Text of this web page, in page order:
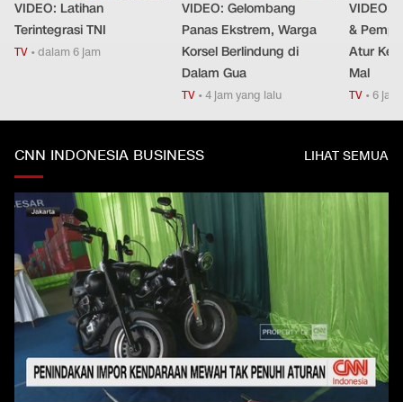
VIDEO: Latihan
Terintegrasi TNI
TV •dalam 6 jam
VIDEO: Gelombang
Panas Ekstrem, Warga
Korsel Berlindung di
Dalam Gua
TV •4 jam yang lalu
VIDEO:
&
Atur
Mal
TV •6
CNN INDONESIA BUSINESS LIHAT SEMUA